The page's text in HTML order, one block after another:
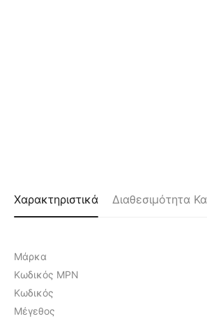
Χαρακτηριστικά Διαθεσιμότητα
Μάρκα
Κωδικός MPN
Κωδικός
Μέγεθος